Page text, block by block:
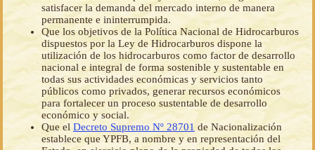
satisfacer la demanda del mercado interno de manera
permanente e ininterrumpida.
Que los objetivos de la Política Nacional de Hidrocarburos
dispuestos por la Ley de Hidrocarburos dispone la
utilización de los hidrocarburos como factor de desarrollo
nacional e integral de forma sostenible y sustentable en
todas sus actividades económicas y servicios tanto
públicos como privados, generar recursos económicos
para fortalecer un proceso sustentable de desarrollo
económico y social.
Que el Decreto Supremo Nº 28701 de Nacionalización
establece que YPFB, a nombre y en representación del